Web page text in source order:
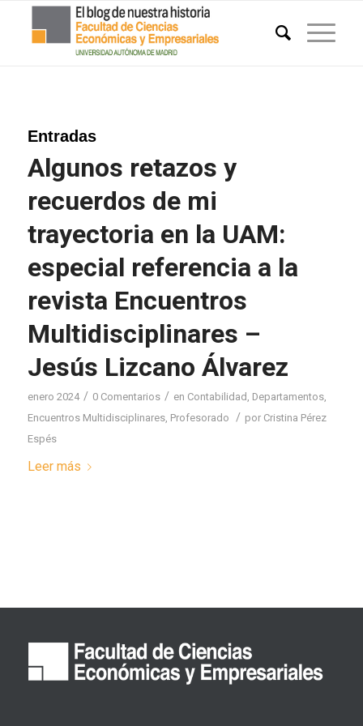
Entradas
Algunos retazos y
recuerdos de mi
trayectoria en la UAM:
especial referencia a la
revista Encuentros
Multidisciplinares –
Jesús Lizcano Álvarez
enero 2024 / 0 Comentarios / en Contabilidad , Departamentos,
Encuentros Multidisciplinares, Profesorado / por Cristina Pérez
Espés
Leer más